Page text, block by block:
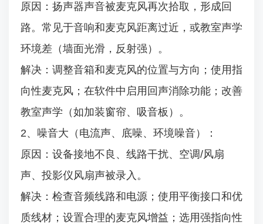
原因：扬声器声音被麦克风再次拾取，形成回
路。常见于音响和麦克风距离过近，或教室声学
环境差（墙面光滑，反射强）。
解决：调整音箱和麦克风的位置与方向；使用指
向性麦克风；在软件中启用回声消除功能；改善
教室声学（如加装窗帘、吸音板）。
2、噪音大（电流声、底噪、环境噪音）：
原因：设备接地不良、线路干扰、空调/风扇
声、投影仪风扇声被录入。
解决：检查音频线路和电源；使用平衡接口和优
质线材；设置合理的麦克风增益；选用强指向性